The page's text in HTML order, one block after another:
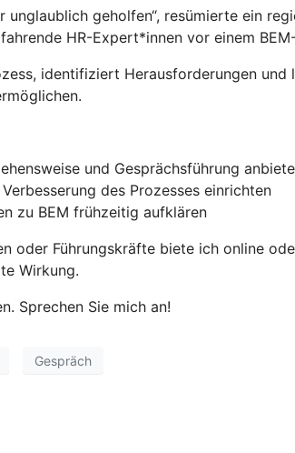
geholfen“, resümierte ein
HR-Expert*innen vor einem
identifiziert Herausforderungen
und Gesprächsführung
des Prozesses einrichten
zu BEM frühzeitig aufklären
oder Führungskräfte biete ich online
Wirkung.
Sprechen Sie mich an!
Gespräch